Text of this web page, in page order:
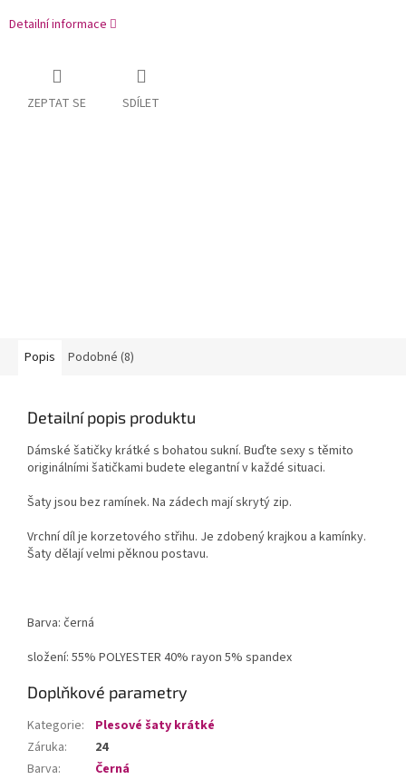
Detailní informace
ZEPTAT SE SDÍLET
Popis Podobné (8)
Detailní popis produktu
Dámské šatičky krátké s bohatou sukní. Buďte sexy s těmito
originálními šatičkami budete elegantní v každé situaci.
Šaty jsou bez ramínek. Na zádech mají skrytý zip.
Vrchní díl je korzetového střihu. Je zdobený krajkou a kamínky.
Šaty dělají velmi pěknou postavu.
Barva: černá
složení: 55% POLYESTER 40% rayon 5% spandex
Doplňkové parametry
Kategorie:
Plesové šaty krátké
Záruka:
24
Barva:
Černá